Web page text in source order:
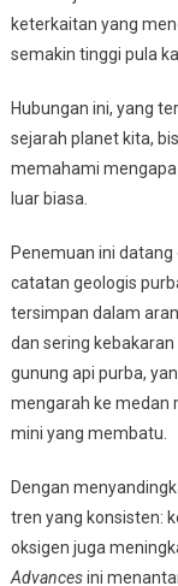
keterkaitan yang
semakin tinggi pula
Hubungan ini, yang
sejarah planet kita,
memahami
luar biasa.
Penemuan ini
catatan geologis
tersimpan dalam
dan sering
gunung api purba,
mengarah ke medan
mini yang membatu.
Dengan
tren yang konsisten:
oksigen juga
Advancesini